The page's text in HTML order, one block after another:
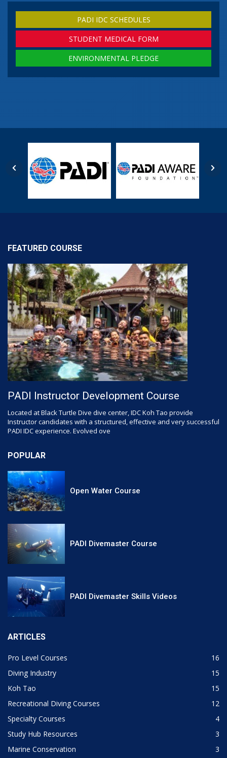
PADI IDC SCHEDULES
STUDENT MEDICAL FORM
ENVIRONMENTAL PLEDGE
FEATURED COURSE
PADI Instructor Development Course
Located at Black Turtle Dive dive center, IDC Koh Tao provide
Instructor candidates with a structured, effective and very successful
PADI IDC experience. Evolved ove
POPULAR
Open Water Course
PADI Divemaster Course
PADI Divemaster Skills Videos
ARTICLES
Pro Level Courses
16
Diving Industry
15
Koh Tao
15
Recreational Diving Courses
12
Specialty Courses
4
Study Hub Resources
3
Marine Conservation
3